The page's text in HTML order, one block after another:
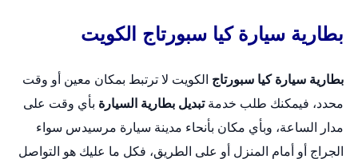
بطارية سيارة كيا سبورتاج الكويت
بطارية سيارة كيا سبورتاج الكويت لا ترتبط بمكان معين أو وقت
محدد، فيمكنك طلب خدمةتبديل بطارية السيارة بأي وقت على
مدار الساعة، وبأي مكان بأنحاء مدينة سيارة مرسيدس سواء
الجراج أو أمام المنزل أو على الطريق، فكل ما عليك هو التواصل